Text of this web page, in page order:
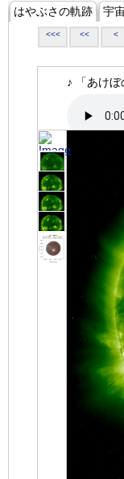
はやぶさの軌跡 宇
<<< << <
♪ 「あけぼ